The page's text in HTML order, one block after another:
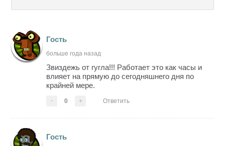
Гость
больше года назад
Звиздежь от гугла!!! Работает это как часы и
влияет на прямую до сегодняшнего дня по
крайней мере.
- 0 + Ответить
Гость